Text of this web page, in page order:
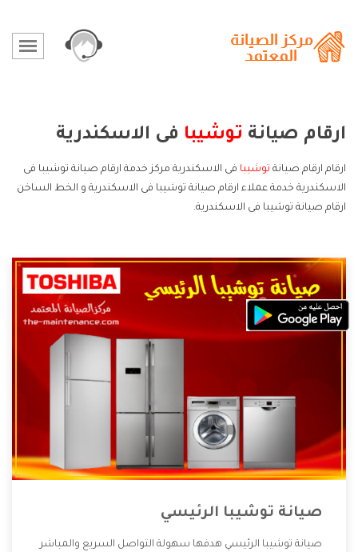
ارقام صيانة توشيبا فى الاسكندرية
ارقام ارقام صيانة توشيبا فى الاسكندرية مركز خدمة ارقام صيانة توشيبا فى
الاسكندرية خدمة عملاء ارقام صيانة توشيبا فى الاسكندرية و الخط الساخن
ارقام صيانة توشيبا فى الاسكندرية.
صيانة توشيبا الرئيسي
صيانة توشيبا الرئيسي هدفها سهولة التواصل السريع والمباشر